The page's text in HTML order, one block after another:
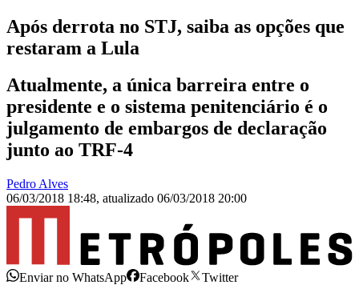
Após derrota no STJ, saiba as opções que
restaram a Lula
Atualmente, a única barreira entre o
presidente e o sistema penitenciário é o
julgamento de embargos de declaração
junto ao TRF-4
Pedro Alves
06/03/2018 18:48, atualizado 06/03/2018 20:00
Enviar no WhatsApp Facebook Twitter